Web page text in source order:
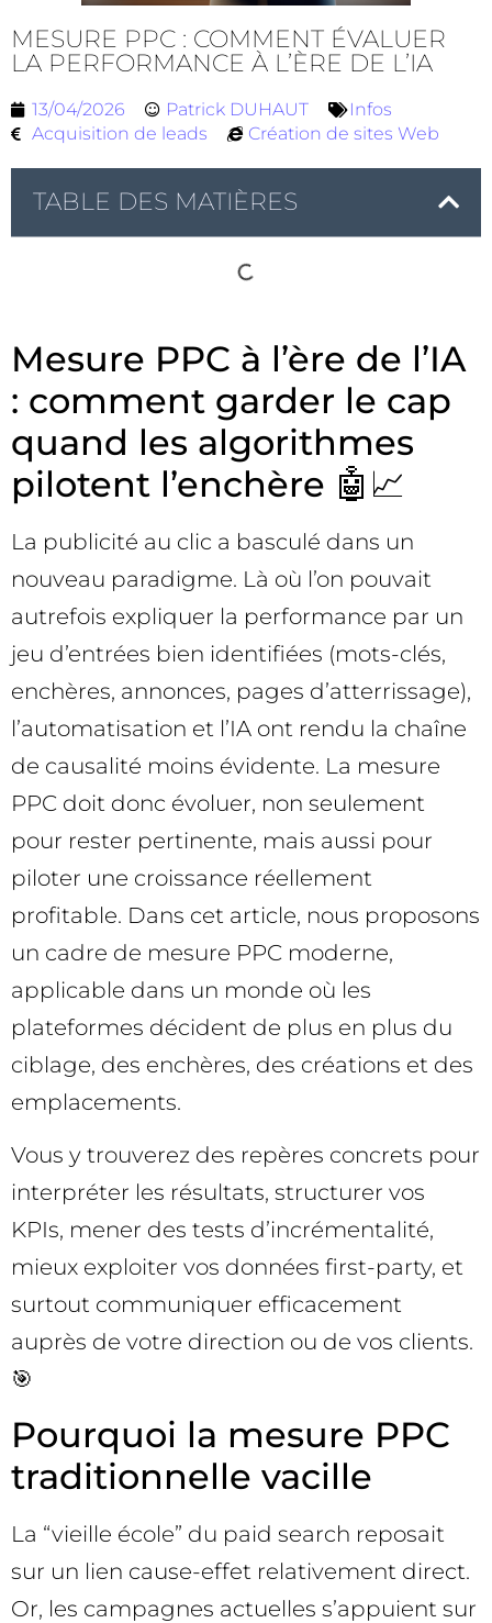
MESURE PPC : COMMENT ÉVALUER
LA PERFORMANCE À L’ÈRE DE L’IA
13/04/2026 Patrick DUHAUT
Infos
Acquisition de leads
Création de sites Web
TABLE DES MATIÈRES
Mesure PPC à l’ère de l’IA
: comment garder le cap
quand les algorithmes
pilotent l’enchère 🤖📈
La publicité au clic a basculé dans un
nouveau paradigme. Là où l’on pouvait
autrefois expliquer la performance par un
jeu d’entrées bien identifiées (mots-clés,
enchères, annonces, pages d’atterrissage),
l’automatisation et l’IA ont rendu la chaîne
de causalité moins évidente. La mesure
PPC doit donc évoluer, non seulement
pour rester pertinente, mais aussi pour
piloter une croissance réellement
profitable. Dans cet article, nous proposons
un cadre de mesure PPC moderne,
applicable dans un monde où les
plateformes décident de plus en plus du
ciblage, des enchères, des créations et des
emplacements.
Vous y trouverez des repères concrets pour
interpréter les résultats, structurer vos
KPIs, mener des tests d’incrémentalité,
mieux exploiter vos données first-party, et
surtout communiquer efficacement
auprès de votre direction ou de vos clients.
🎯
Pourquoi la mesure PPC
traditionnelle vacille
La “vieille école” du paid search reposait
sur un lien cause-effet relativement direct.
Or, les campagnes actuelles s’appuient sur